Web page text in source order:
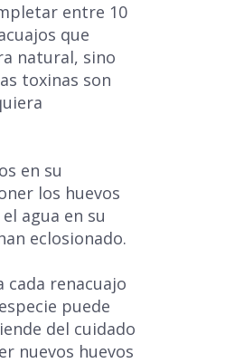
entre 10
que
natural, sino
toxinas son
en su
los huevos
agua en su
eclosionado.
renacuajo
puede
del cuidado
nuevos huevos